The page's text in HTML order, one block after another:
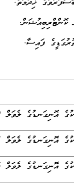
އެއަށްވުރެ މަތީ ސަނަދެއް އޮތުން
7 ނުވަތަ 8ގެ ސަނަދެއް އޮތުން
ލެވަލް 6ގެ ސަނަދެއް އޮތުން